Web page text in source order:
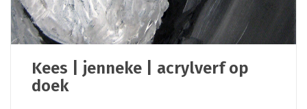
Kees | jenneke | acrylverf op
doek